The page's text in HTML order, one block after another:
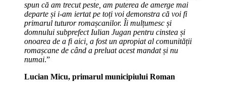
spun că am trecut peste, am puterea de amerge mai
departe și i-am iertat pe toți voi demonstra că voi fi
primarul tuturor romașcanilor. Îi mulțumesc și
domnului subprefect Iulian Jugan pentru cinstea și
onoarea de a fi aici, a fost un apropiat al comunității
romașcane de când a preluat acest mandat și nu
numai.”
Lucian Micu, primarul municipiului Roman